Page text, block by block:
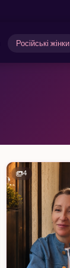
Російські жінки
4